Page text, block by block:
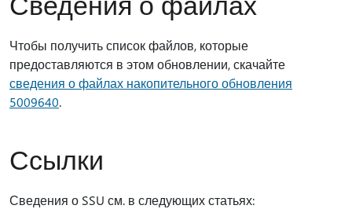
Чтобы получить список файлов, которые
предоставляются в этом обновлении, скачайте
сведения о файлах накопительного обновления
5009640.
Ссылки
Сведения о SSU см. в следующих статьях: